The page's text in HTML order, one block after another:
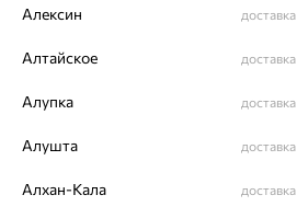
Описание
Вид изделия:
Металл:
Проба:585
Алексин доставка
Алтайское доставка
Алупка доставка
Алушта доставка
Алхан-Кала доставка